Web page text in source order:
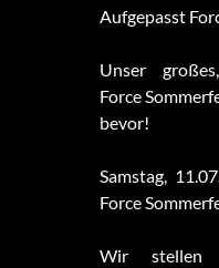
Aufgepasst
Unser
Force
bevor!
Samstag,
Force
Wir stellen